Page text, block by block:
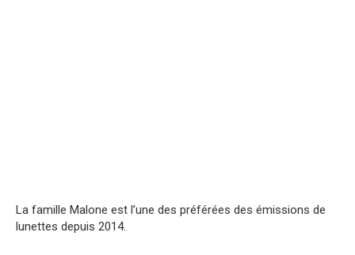
La famille Malone est l’une des préférées des émissions de
lunettes depuis 2014.